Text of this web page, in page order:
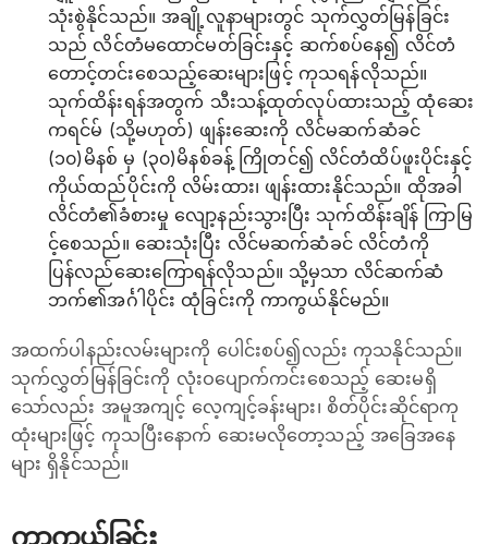
သုံးစွဲနိုင်သည်။ အချို့လူနာများတွင် သုက်လွှတ်မြန်ခြင်း
သည် လိင်တံမထောင်မတ်ခြင်းနှင့် ဆက်စပ်နေ၍ လိင်တံ
တောင့်တင်းစေသည့်ဆေးများဖြင့် ကုသရန်လိုသည်။
သုက်ထိန်းရန်အတွက် သီးသန့်ထုတ်လုပ်ထားသည့် ထုံဆေး
ကရင်မ် (သို့မဟုတ်) ဖျန်းဆေးကို လိင်မဆက်ဆံခင်
(၁၀)မိနစ် မှ (၃၀)မိနစ်ခန့် ကြိုတင်၍ လိင်တံထိပ်ဖူးပိုင်းနှင့်
ကိုယ်ထည်ပိုင်းကို လိမ်းထား၊ ဖျန်းထားနိုင်သည်။ ထိုအခါ
လိင်တံ၏ခံစားမှု လျော့နည်းသွားပြီး သုက်ထိန်းချိန် ကြာမြ
င့်စေသည်။ ဆေးသုံးပြီး လိင်မဆက်ဆံခင် လိင်တံကို
ပြန်လည်ဆေးကြောရန်လိုသည်။ သို့မှသာ လိင်ဆက်ဆံ
ဘက်၏အင်္ဂါပိုင်း ထုံခြင်းကို ကာကွယ်နိုင်မည်။
အထက်ပါနည်းလမ်းများကို ပေါင်းစပ်၍လည်း ကုသနိုင်သည်။
သုက်လွှတ်မြန်ခြင်းကို လုံးဝပျောက်ကင်းစေသည့် ဆေးမရှိ
သော်လည်း အမူအကျင့် လေ့ကျင့်ခန်းများ၊ စိတ်ပိုင်းဆိုင်ရာကု
ထုံးများဖြင့် ကုသပြီးနောက် ဆေးမလိုတော့သည့် အခြေအနေ
များ ရှိနိုင်သည်။
ကာကွယ်ခြင်း